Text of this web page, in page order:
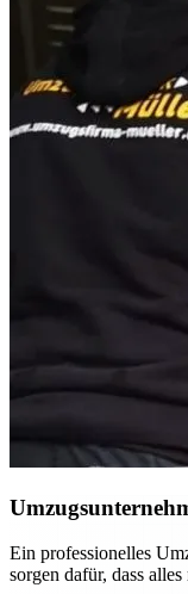
Ein professionelles
sorgen dafür, dass